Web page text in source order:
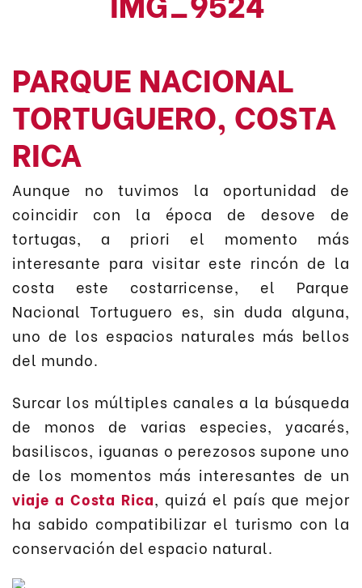
PARQUE NACIONAL
TORTUGUERO, COSTA
RICA
Aunque no tuvimos la oportunidad de
coincidir con la época de desove de
tortugas, a priori el momento más
interesante para visitar este rincón de la
costa este costarricense, el Parque
Nacional Tortuguero es, sin duda alguna,
uno de los espacios naturales más bellos
del mundo.
Surcar los múltiples canales a la búsqueda
de monos de varias especies, yacarés,
basiliscos, iguanas o perezosos supone uno
de los momentos más interesantes de un
viaje a Costa Rica, quizá el país que mejor
ha sabido compatibilizar el turismo con la
conservación del espacio natural.